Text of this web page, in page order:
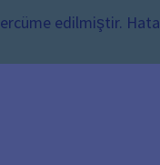
edilmiştir.